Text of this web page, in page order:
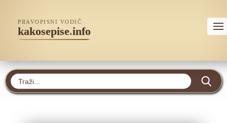
PRAVOPISNI VODIČ
kakosepise.info